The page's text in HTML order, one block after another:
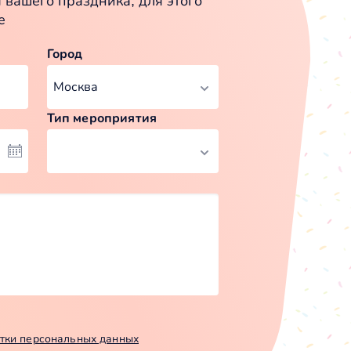
Город
Тип мероприятия
персональных данных